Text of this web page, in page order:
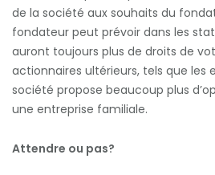
de la société aux souhaits du
fondateur peut prévoir dans les
auront toujours plus de droits de
actionnaires ultérieurs, tels que les
société propose beaucoup plus
une entreprise familiale.
Attendre ou pas?